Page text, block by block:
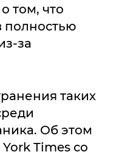
том, что
полностью
за
таких
Об этом
Times со